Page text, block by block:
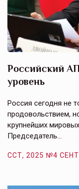
Российский
уровень
Россия сегодня не
продовольствием,
крупнейших
Председатель…
ССТ, 2025 №4